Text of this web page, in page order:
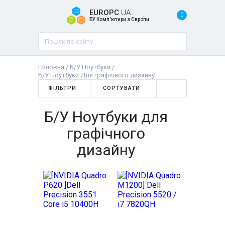
EUROPC.UA
БУ Комп'ютери з Європи
0
Головна / Б/У Ноутбуки /
Б/У Ноутбуки Для графічного дизайну
ФІЛЬТРИ СОРТУВАТИ
Б/У Ноутбуки для
графічного
дизайну